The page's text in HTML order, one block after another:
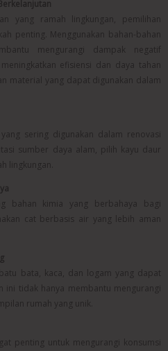
yang ramah lingkungan, pemilihan
penting. Menggunakan bahan-bahan
mengurangi dampak negatif
efisiensi dan daya tahan
material yang dapat digunakan dalam
sering digunakan dalam renovasi
sumber daya alam, pilih kayu daur
lingkungan.
bahan kimia yang berbahaya bagi
cat berbasis air yang lebih aman
bata, kaca, dan logam yang dapat
ini tidak hanya membantu mengurangi
rumah yang unik.
penting untuk mengurangi konsumsi